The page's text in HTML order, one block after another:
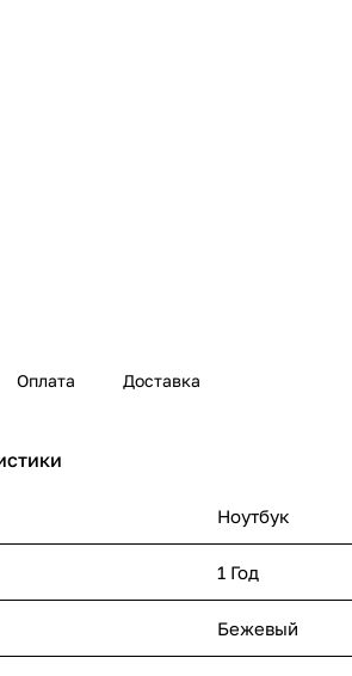
Оплата Доставка
Ноутбук
1 Год
Бежевый